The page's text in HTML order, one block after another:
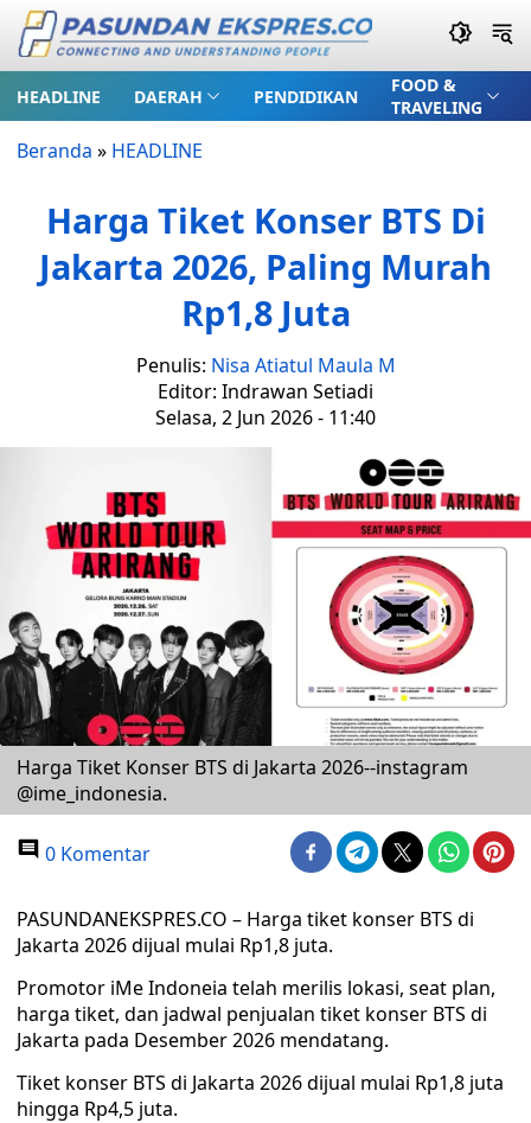
HEADLINE DAERAH PENDIDIKAN
FOOD &
TRAVELING
Beranda » HEADLINE
Harga Tiket Konser BTS Di
Jakarta 2026, Paling Murah
Rp1,8 Juta
Penulis: Nisa Atiatul Maula M
Editor: Indrawan Setiadi
Selasa, 2 Jun 2026 - 11:40
Harga Tiket Konser BTS di Jakarta 2026--instagram
@ime_indonesia.
0 Komentar
PASUNDANEKSPRES.CO – Harga tiket konser BTS di
Jakarta 2026 dijual mulai Rp1,8 juta.
Promotor iMe Indoneia telah merilis lokasi, seat plan,
harga tiket, dan jadwal penjualan tiket konser BTS di
Jakarta pada Desember 2026 mendatang.
Tiket konser BTS di Jakarta 2026 dijual mulai Rp1,8 juta
hingga Rp4,5 juta.